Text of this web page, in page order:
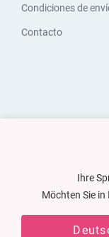
Condiciones de
Contacto
Ihre
Möchten Sie